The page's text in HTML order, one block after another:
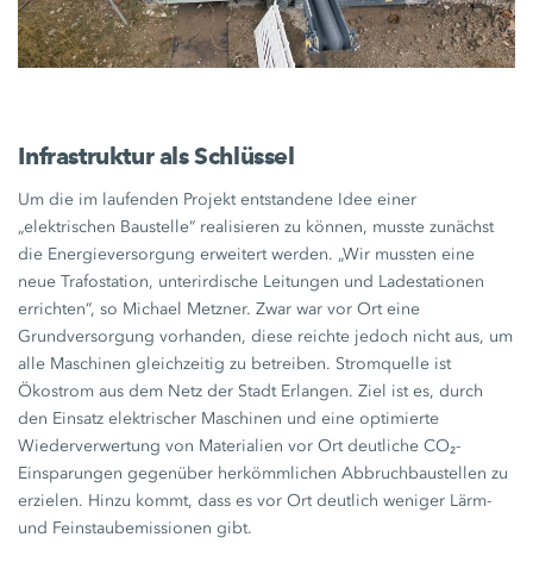
Infrastruktur als Schlüssel
Um die im laufenden Projekt entstandene Idee einer
„elektrischen Baustelle“ realisieren zu können, musste zunächst
die Energieversorgung erweitert werden. „Wir mussten eine
neue Trafostation, unterirdische Leitungen und Ladestationen
errichten“, so Michael Metzner. Zwar war vor Ort eine
Grundversorgung vorhanden, diese reichte jedoch nicht aus, um
alle Maschinen gleichzeitig zu betreiben. Stromquelle ist
Ökostrom aus dem Netz der Stadt Erlangen. Ziel ist es, durch
den Einsatz elektrischer Maschinen und eine optimierte
Wiederverwertung von Materialien vor Ort deutliche CO₂-
Einsparungen gegenüber herkömmlichen Abbruchbaustellen zu
erzielen. Hinzu kommt, dass es vor Ort deutlich weniger Lärm-
und Feinstaubemissionen gibt.